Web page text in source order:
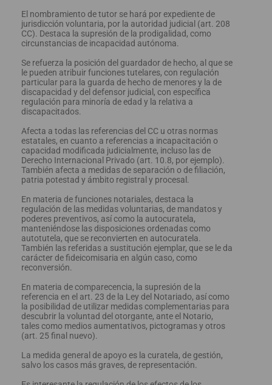
El nombramiento de tutor se hará por expediente de
jurisdicción voluntaria, por la autoridad judicial (art. 208
CC). Destaca la supresión de la prodigalidad, como
circunstancias de incapacidad autónoma.
Se refuerza la posición del guardador de hecho, al que se
le pueden atribuir funciones tutelares, con regulación
particular para la guarda de hecho de menores y la de
discapacidad y del defensor judicial, con específica
regulación para minoría de edad y la relativa a
discapacitados.
Afecta a todas las referencias del CC u otras normas
estatales, en cuanto a referencias a incapacitación o
capacidad modificada judicialmente, incluso las de
Derecho Internacional Privado (art. 10.8, por ejemplo).
También afecta a medidas de separación o de filiación,
patria potestad y ámbito registral y procesal.
En materia de funciones notariales, destaca la
regulación de las medidas voluntarias, de mandatos y
poderes preventivos, así como la autocuratela,
manteniéndose las disposiciones ordenadas como
autotutela, que se reconvierten en autocuratela.
También las referidas a sustitución ejemplar, que se le da
carácter de fideicomisaria en algún caso, como
reconversión.
En materia de comparecencia, la supresión de la
referencia en el art. 23 de la Ley del Notariado, así como
la posibilidad de utilizar medidas complementarias para
descubrir la voluntad del otorgante, ante el Notario,
tales como medios aumentativos, pictogramas y otros
(art. 25 final nuevo).
La medida general de apoyo es la curatela, de gestión,
salvo los casos más graves, de representación.